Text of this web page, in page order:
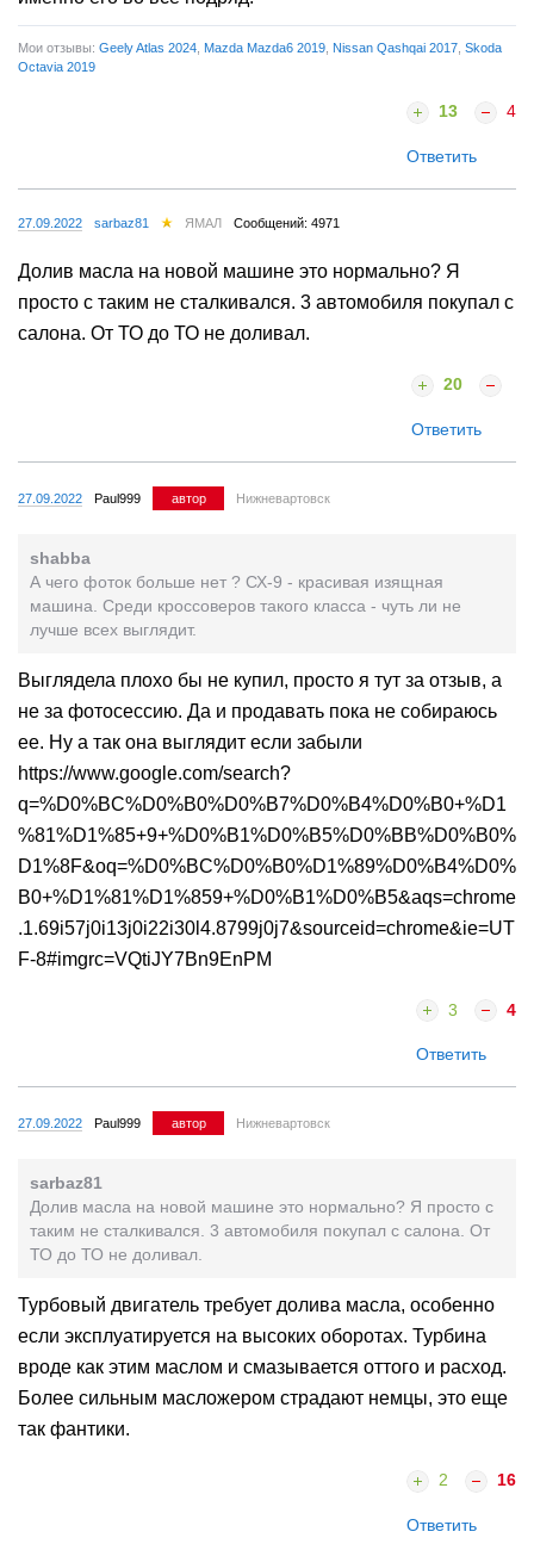
Мои отзывы: Geely Atlas 2024 Mazda Mazda6 2019 Nissan Qashqai 2017 Skoda
Octavia 2019
13 4
Ответить
27.09.2022 sarbaz81 ЯМАЛ Сообщений: 4971
Долив масла на новой машине это нормально? Я
просто с таким не сталкивался. 3 автомобиля покупал с
салона. От ТО до ТО не доливал.
20
Ответить
27.09.2022 Paul999 автор Нижневартовск
shabba
А чего фоток больше нет ? СХ-9 - красивая изящная
машина. Среди кроссоверов такого класса - чуть ли не
лучше всех выглядит.
Выглядела плохо бы не купил, просто я тут за отзыв, а
не за фотосессию. Да и продавать пока не собираюсь
ее. Ну а так она выглядит если забыли
https://www.google.com/search?
q=%D0%BC%D0%B0%D0%B7%D0%B4%D0%B0+%D1
%81%D1%85+9+%D0%B1%D0%B5%D0%BB%D0%B0%
D1%8F&oq=%D0%BC%D0%B0%D1%89%D0%B4%D0%
B0+%D1%81%D1%859+%D0%B1%D0%B5&aqs=chrome
.1.69i57j0i13j0i22i30l4.8799j0j7&sourceid=chrome&ie=UT
F-8#imgrc=VQtiJY7Bn9EnPM
3 4
Ответить
27.09.2022 Paul999 автор Нижневартовск
sarbaz81
Долив масла на новой машине это нормально? Я просто с
таким не сталкивался. 3 автомобиля покупал с салона. От
ТО до ТО не доливал.
Турбовый двигатель требует долива масла, особенно
если эксплуатируется на высоких оборотах. Турбина
вроде как этим маслом и смазывается оттого и расход.
Более сильным масложером страдают немцы, это еще
так фантики.
2 16
Ответить